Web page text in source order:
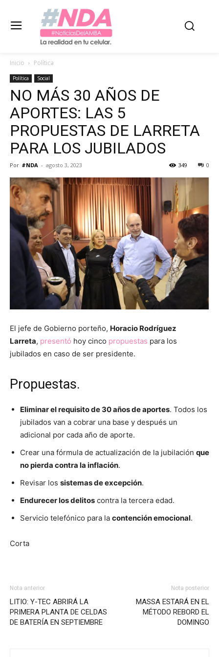
Inicio Política
Política Social
NO MÁS 30 AÑOS DE
APORTES: LAS 5
PROPUESTAS DE LARRETA
PARA LOS JUBILADOS
Por #NDA - agosto 3, 2023 0
349
El jefe de Gobierno porteño, Horacio Rodríguez
Larreta, presentó hoy cinco propuestas para los
jubilados en caso de ser presidente.
Propuestas.
Eliminar el requisito de 30 años de aportes. Todos los
jubilados van a cobrar una base y después un
adicional por cada año de aporte.
Crear una fórmula de actualización de la jubilación que
no pierda contra la inflación.
Revisar los sistemas de excepción.
Endurecer los delitos contra la tercera edad.
Servicio telefónico para la contención emocional.
Corta
Nota anterior
LITIO: Y-TEC ABRIRÁ LA
PRIMERA PLANTA DE CELDAS
DE BATERÍA EN SEPTIEMBRE
Nota posterior
MASSA ESTARÁ EN EL
MÉTODO REBORD EL
DOMINGO